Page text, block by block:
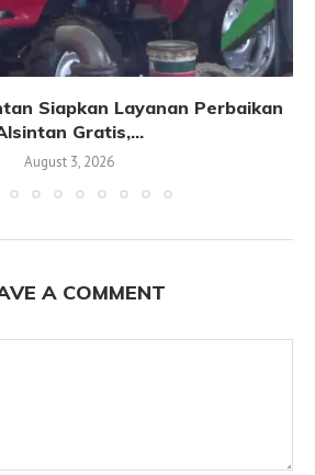
Siapkan Layanan Perbaikan
Gratis,...
August 3, 2026
A COMMENT